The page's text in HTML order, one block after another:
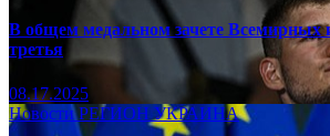
В общем медальном зачете Всемирных
третья
08.17.2025
НовостиРЕГИОНУКРАИНА